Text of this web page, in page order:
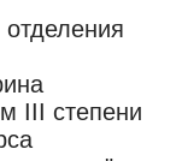
III степени